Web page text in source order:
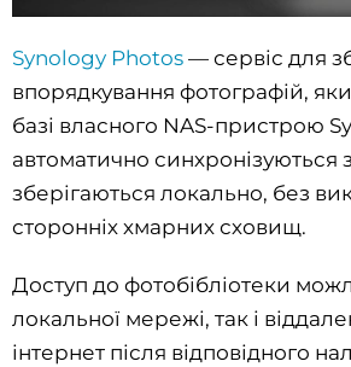
Synology Photos — сервіс для
впорядкування фотографій,
базі власного NAS-пристрою
автоматично синхронізуються
зберігаються локально, без
сторонніх хмарних сховищ.
Доступ до фотобібліотеки
локальної мережі, так і
інтернет після відповідного